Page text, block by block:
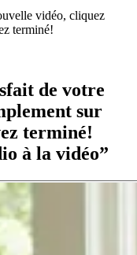
vidéo, cliquez
terminé!
de votre
sur
terminé!
à la vidéo”